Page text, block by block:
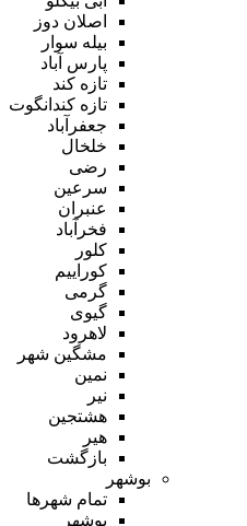
اصلان دوز
بیله سوار
پارس آباد
تازه کند
تازه کندانگوت
جعفرآباد
خلخال
رضی
سرعین
عنبران
فخرآباد
کلور
کوراییم
گرمی
گیوی
لاهرود
مشگین شهر
نمین
نیر
هشتجین
هیر
بازگشت
بوشهر
تمام شهر‌ها
بوشهر